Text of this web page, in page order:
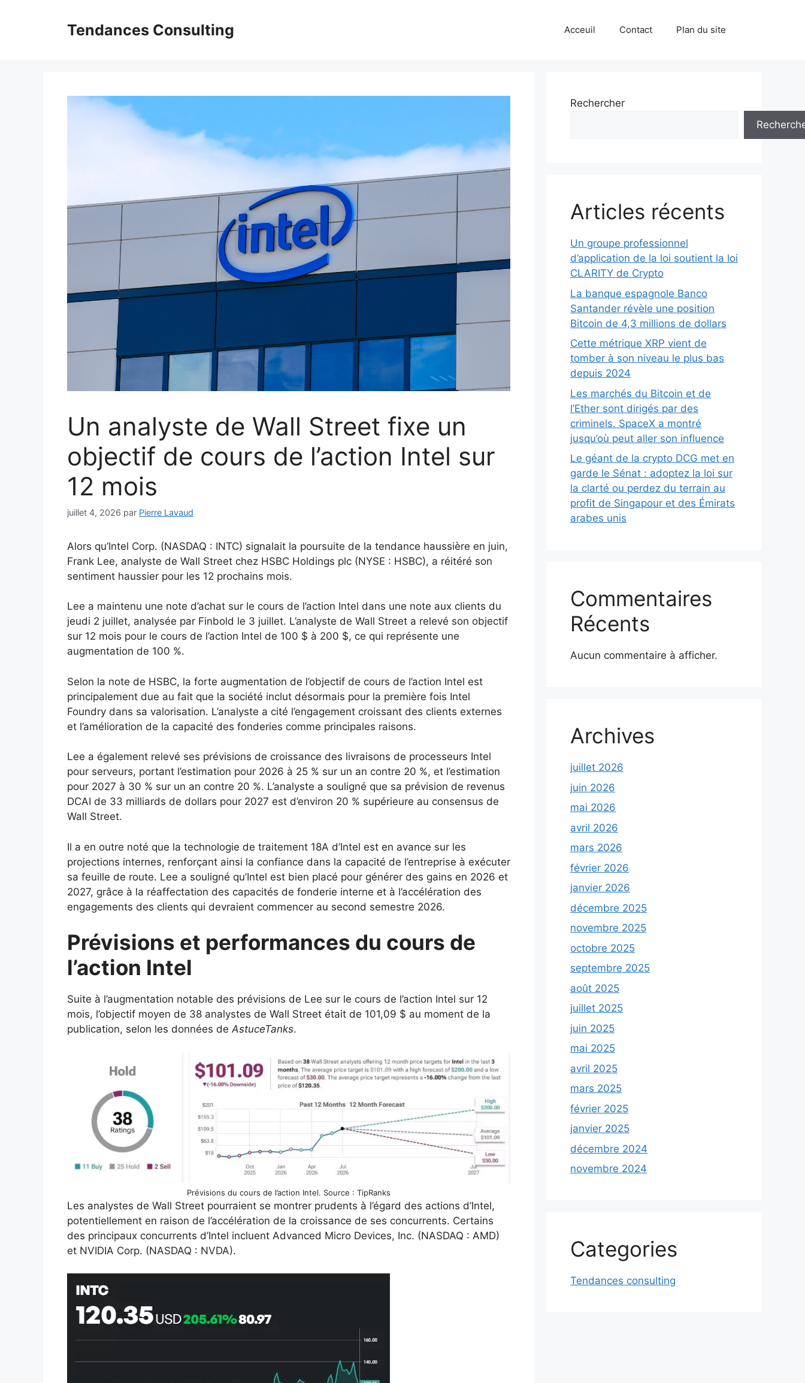
Tendances Consulting Acceuil Contact Plan du site
Un analyste de Wall Street fixe un
objectif de cours de l’action Intel sur
12 mois
juillet 4, 2026 par Pierre Lavaud
Alors qu’Intel Corp. (NASDAQ : INTC) signalait la poursuite de la tendance haussière en juin,
Frank Lee, analyste de Wall Street chez HSBC Holdings plc (NYSE : HSBC), a réitéré son
sentiment haussier pour les 12 prochains mois.
Lee a maintenu une note d’achat sur le cours de l’action Intel dans une note aux clients du
jeudi 2 juillet, analysée par Finbold le 3 juillet. L’analyste de Wall Street a relevé son objectif
sur 12 mois pour le cours de l’action Intel de 100 $ à 200 $, ce qui représente une
augmentation de 100 %.
Selon la note de HSBC, la forte augmentation de l’objectif de cours de l’action Intel est
principalement due au fait que la société inclut désormais pour la première fois Intel
Foundry dans sa valorisation. L’analyste a cité l’engagement croissant des clients externes
et l’amélioration de la capacité des fonderies comme principales raisons.
Lee a également relevé ses prévisions de croissance des livraisons de processeurs Intel
pour serveurs, portant l’estimation pour 2026 à 25 % sur un an contre 20 %, et l’estimation
pour 2027 à 30 % sur un an contre 20 %. L’analyste a souligné que sa prévision de revenus
DCAI de 33 milliards de dollars pour 2027 est d’environ 20 % supérieure au consensus de
Wall Street.
Il a en outre noté que la technologie de traitement 18A d’Intel est en avance sur les
projections internes, renforçant ainsi la confiance dans la capacité de l’entreprise à exécuter
sa feuille de route. Lee a souligné qu’Intel est bien placé pour générer des gains en 2026 et
2027, grâce à la réaffectation des capacités de fonderie interne et à l’accélération des
engagements des clients qui devraient commencer au second semestre 2026.
Prévisions et performances du cours de
l’action Intel
Suite à l’augmentation notable des prévisions de Lee sur le cours de l’action Intel sur 12
mois, l’objectif moyen de 38 analystes de Wall Street était de 101,09 $ au moment de la
publication, selon les données deAstuceTanks.
Prévisions du cours de l’action Intel. Source : TipRanks
Les analystes de Wall Street pourraient se montrer prudents à l’égard des actions d’Intel,
potentiellement en raison de l’accélération de la croissance de ses concurrents. Certains
des principaux concurrents d’Intel incluent Advanced Micro Devices, Inc. (NASDAQ : AMD)
et NVIDIA Corp. (NASDAQ : NVDA).
Rechercher
Articles récents
Un groupe professionnel
d’application de la loi soutient la loi
CLARITY de Crypto
La banque espagnole Banco
Santander révèle une position
Bitcoin de 4,3 millions de dollars
Cette métrique XRP vient de
tomber à son niveau le plus bas
depuis 2024
Les marchés du Bitcoin et de
l’Ether sont dirigés par des
criminels. SpaceX a montré
jusqu’où peut aller son influence
Le géant de la crypto DCG met en
garde le Sénat : adoptez la loi sur
la clarté ou perdez du terrain au
profit de Singapour et des Émirats
arabes unis
Commentaires
Récents
Aucun commentaire à afficher.
Archives
juillet 2026
juin 2026
mai 2026
avril 2026
mars 2026
février 2026
janvier 2026
décembre 2025
novembre 2025
octobre 2025
septembre 2025
août 2025
juillet 2025
juin 2025
mai 2025
avril 2025
mars 2025
février 2025
janvier 2025
décembre 2024
novembre 2024
Categories
Tendances consulting